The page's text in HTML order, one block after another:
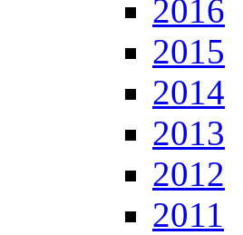
2016
2015
2014
2013
2012
2011